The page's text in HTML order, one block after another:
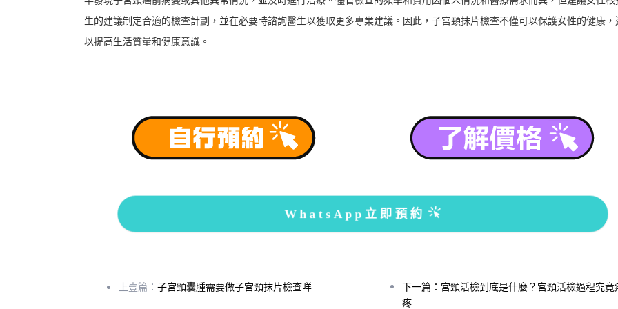
生的建議制定合適的檢查計劃，並在必要時諮詢醫生以獲取更多專業建議。因此，子宮頸抹片檢查不僅可以保護女性的健康，
以提高生活質量和健康意識。
WhatsApp立即預約
上壹篇： 子宮頸囊腫需要做子宮頸抹片檢查咩
下一篇：宮頸活檢到底是什麼？宮頸活檢過程究竟
疼